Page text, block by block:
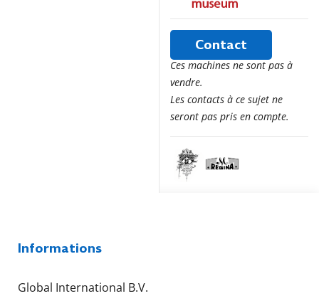
Ces machines ne sont pas à
vendre.
Les contacts à ce sujet ne
seront pas pris en compte.
Contact
Informations
Global International B.V.